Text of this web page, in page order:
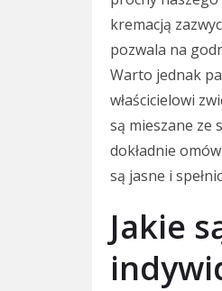
kremacją
pozwala na
Warto jednak
właścicielowi
są mieszane ze
dokładnie
są jasne i
Jakie